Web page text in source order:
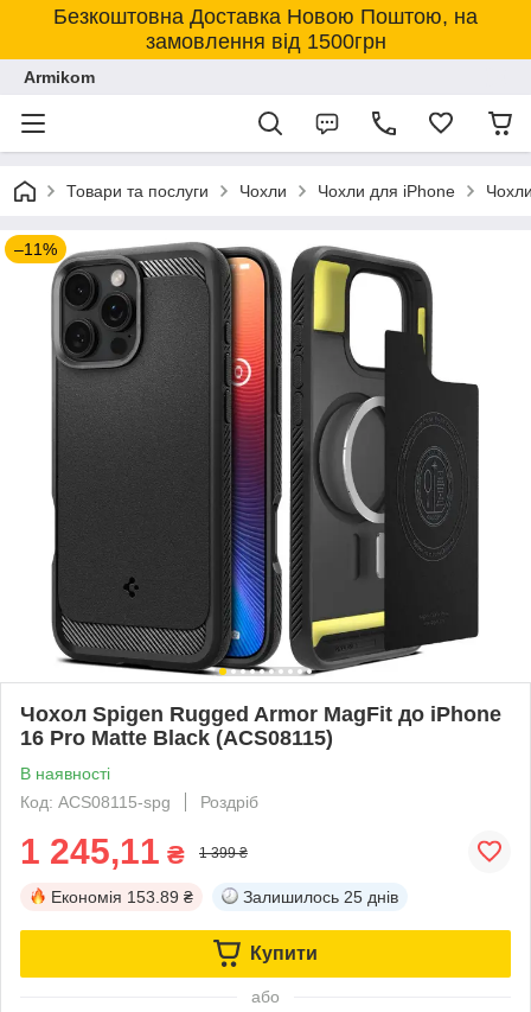
Безкоштовна Доставка Новою Поштою, на
замовлення від 1500грн
Armikom
Товари та послуги Чохли Чохли для iPhone
–11%
Чохол Spigen Rugged Armor MagFit до iPhone
16 Pro Matte Black (ACS08115)
В наявності
Код: ACS08115-spg
Роздріб
1 245,11 ₴ 1 399 ₴
Економія 153.89 ₴ Залишилось 25 днів
Купити
або